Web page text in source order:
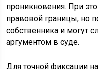
проникновения. При
правовой границы, но
собственника и могут
аргументом в суде.
Для точной фиксации